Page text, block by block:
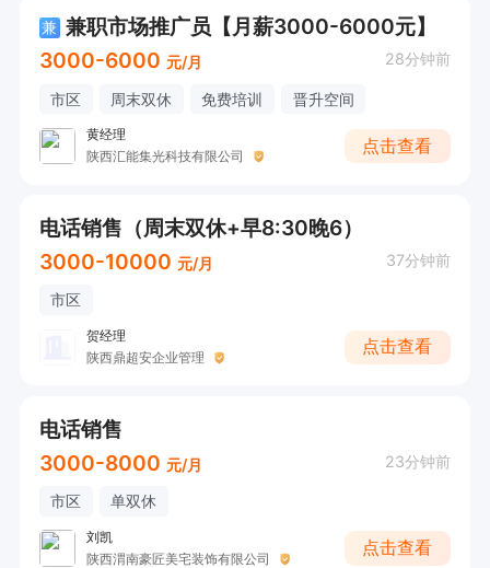
兼 兼职市场推广员【月薪3000-6000元】
3000-6000 元/月 28分钟前
市区 周末双休 免费培训 晋升空间
黄经理
陕西汇能集光科技有限公司
点击查看
电话销售（周末双休+早8:30晚6）
3000-10000 元/月 37分钟前
市区
贺经理
陕西鼎超安企业管理
点击查看
电话销售
3000-8000 元/月 23分钟前
市区 单双休
刘凯
陕西渭南豪匠美宅装饰有限公司
点击查看